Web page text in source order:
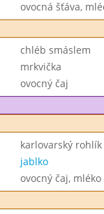
ovocná šťáva,
chléb smáslem
mrkvička
ovocný čaj
karlovarský rohlík
jablko
ovocný čaj, mléko